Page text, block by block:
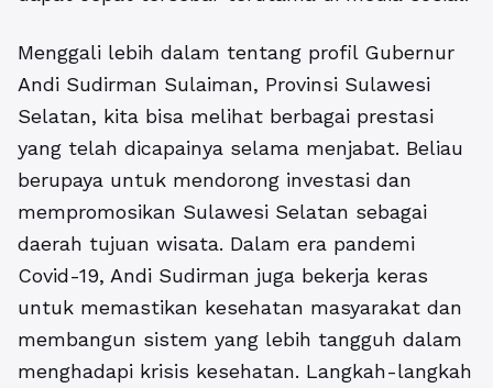
Menggali lebih dalam tentang profil Gubernur
Andi Sudirman Sulaiman, Provinsi Sulawesi
Selatan, kita bisa melihat berbagai prestasi
yang telah dicapainya selama menjabat. Beliau
berupaya untuk mendorong investasi dan
mempromosikan Sulawesi Selatan sebagai
daerah tujuan wisata. Dalam era pandemi
Covid-19, Andi Sudirman juga bekerja keras
untuk memastikan kesehatan masyarakat dan
membangun sistem yang lebih tangguh dalam
menghadapi krisis kesehatan. Langkah-langkah